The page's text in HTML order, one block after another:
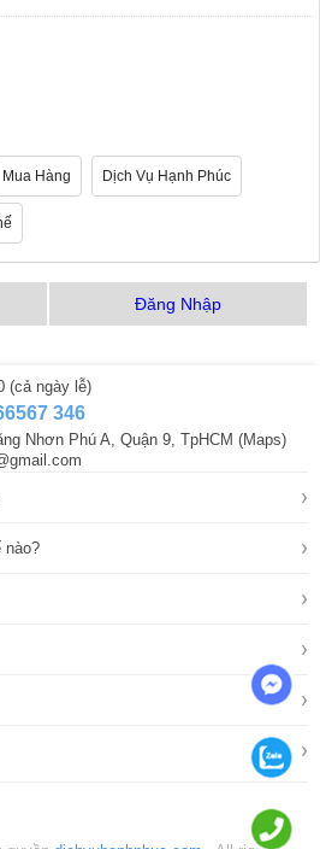
Mua Hàng Dịch Vụ Hạnh Phúc
Đăng Nhập
(cả ngày lễ)
346
Nhơn Phú A, Quận 9, TpHCM (Maps)
›
nào? ›
›
›
›
›